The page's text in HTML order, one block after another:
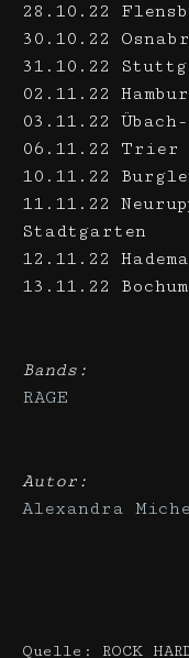
28.10.22
30.10.22
31.10.22
02.11.22
03.11.22
06.11.22 Trier
10.11.22
11.11.22
Stadtgarten
12.11.22
13.11.22
Bands:
RAGE
Autor:
Alexandra
Quelle: ROCK